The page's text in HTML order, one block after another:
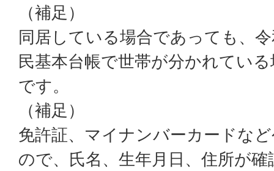
（補足）
同居している場合であっても、
民基本台帳で世帯が分かれてい
です。
（補足）
免許証、マイナンバーカードな
ので、氏名、生年月日、住所が